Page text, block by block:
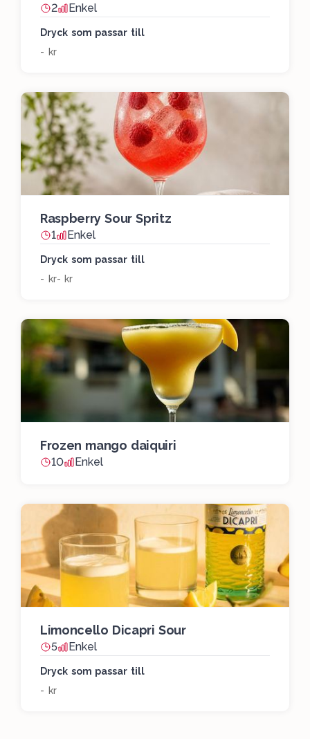
2 Enkel
Dryck som passar till
- kr
Raspberry Sour Spritz
1 Enkel
Dryck som passar till
- kr- kr
Frozen mango daiquiri
10 Enkel
Limoncello Dicapri Sour
5 Enkel
Dryck som passar till
- kr